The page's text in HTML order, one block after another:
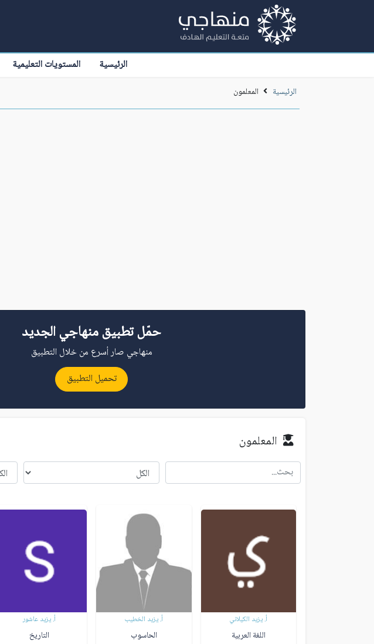
الرئيسية المستويات التعليمية
الرئيسية المعلمون
حمّل تطبيق منهاجي الجديد
منهاجي صار أسرع من خلال التطبيق
تحميل التطبيق
المعلمون
أ. يزيد الكيلاني
اللغة العربية
أ. يزيد الخطيب
الحاسوب
أ. يزيد عاشور
التاريخ